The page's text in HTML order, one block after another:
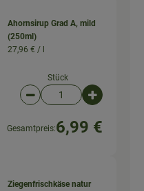
Ahornsirup Grad A, mild
(250ml)
27,96 € / l
Stück
Artikelanzahl
Gesamtpreis:6,99 €
Ziegenfrischkäse natur